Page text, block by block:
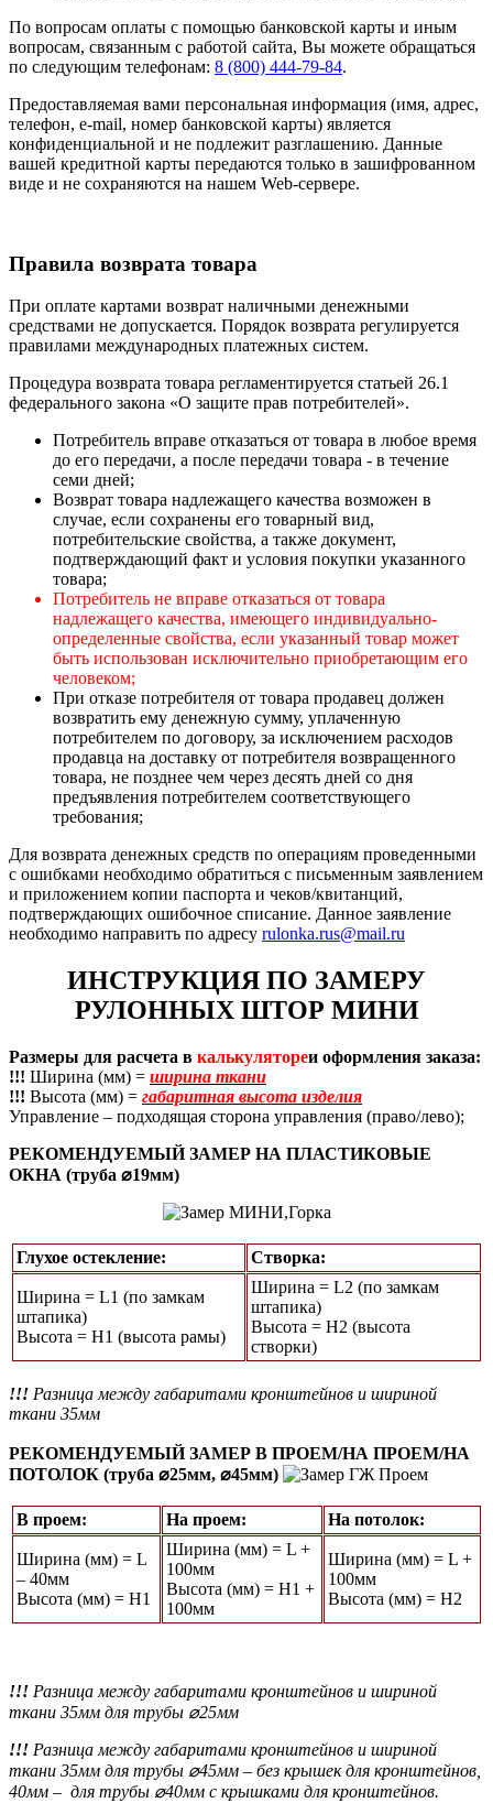
По вопросам оплаты с помощью банковской карты и иным
вопросам, связанным с работой сайта, Вы можете обращаться
по следующим телефонам: 8 (800) 444-79-84.
Предоставляемая вами персональная информация (имя, адрес,
телефон, e-mail, номер банковской карты) является
конфиденциальной и не подлежит разглашению. Данные
вашей кредитной карты передаются только в зашифрованном
виде и не сохраняются на нашем Web-сервере.
Правила возврата товара
При оплате картами возврат наличными денежными
средствами не допускается. Порядок возврата регулируется
правилами международных платежных систем.
Процедура возврата товара регламентируется статьей 26.1
федерального закона «О защите прав потребителей».
Потребитель вправе отказаться от товара в любое время
до его передачи, а после передачи товара - в течение
семи дней;
Возврат товара надлежащего качества возможен в
случае, если сохранены его товарный вид,
потребительские свойства, а также документ,
подтверждающий факт и условия покупки указанного
товара;
Потребитель не вправе отказаться от товара
надлежащего качества, имеющего индивидуально-
определенные свойства, если указанный товар может
быть использован исключительно приобретающим его
человеком;
При отказе потребителя от товара продавец должен
возвратить ему денежную сумму, уплаченную
потребителем по договору, за исключением расходов
продавца на доставку от потребителя возвращенного
товара, не позднее чем через десять дней со дня
предъявления потребителем соответствующего
требования;
Для возврата денежных средств по операциям проведенными
с ошибками необходимо обратиться с письменным заявлением
и приложением копии паспорта и чеков/квитанций,
подтверждающих ошибочное списание. Данное заявление
необходимо направить по адресу rulonka.rus@mail.ru
ИНСТРУКЦИЯ ПО ЗАМЕРУ
РУЛОННЫХ ШТОР МИНИ
Размеры для расчета в калькулятореи оформления заказа:
!!! Ширина (мм) = ширина ткани
!!! Высота (мм) = габаритная высота изделия
Управление – подходящая сторона управления (право/лево);
РЕКОМЕНДУЕМЫЙ ЗАМЕР НА ПЛАСТИКОВЫЕ
ОКНА (труба ⌀19мм)
Глухое остекление: Створка:
Ширина = L1 (по замкам
штапика)
Высота = Н1 (высота рамы)
Ширина = L2 (по замкам
штапика)
Высота = H2 (высота
створки)
!!! Разница между габаритами кронштейнов и шириной
ткани 35мм
РЕКОМЕНДУЕМЫЙ ЗАМЕР В ПРОЕМ/НА ПРОЕМ/НА
ПОТОЛОК (труба ⌀25мм, ⌀45мм)
В проем: На проем: На потолок:
Ширина (мм) = L
– 40мм
Высота (мм) = Н1
Ширина (мм) = L +
100мм
Высота (мм) = Н1 +
100мм
Ширина (мм) = L +
100мм
Высота (мм) = Н2
!!! Разница между габаритами кронштейнов и шириной
ткани 35мм для трубы ⌀25мм
!!! Разница между габаритами кронштейнов и шириной
ткани 35мм для трубы ⌀45мм – без крышек для кронштейнов,
40мм – для трубы ⌀40мм с крышками для кронштейнов.